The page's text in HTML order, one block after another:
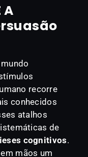
A
recorre
conhecidos
atalhos
de
cognitivos.
mãos um